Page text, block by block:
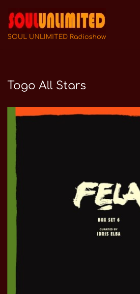
Zum
Inhalt
SOUL UNLIMITED Radioshow
Togo All Stars